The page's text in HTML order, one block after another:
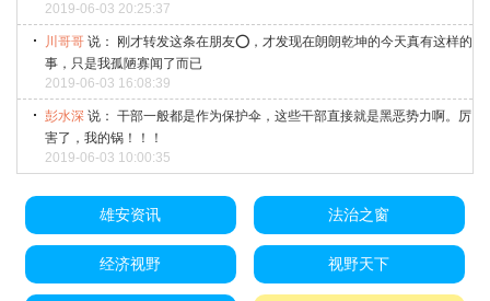
2019-06-03 20:25:37
川哥哥 说： 刚才转发这条在朋友⭕，才发现在朗朗乾坤的今天真有这样的
事，只是我孤陋寡闻了而已
2019-06-03 16:08:39
彭水深 说： 干部一般都是作为保护伞，这些干部直接就是黑恶势力啊。厉
害了，我的锅！！！
2019-06-03 10:00:35
雄安资讯 法治之窗
经济视野 视野天下